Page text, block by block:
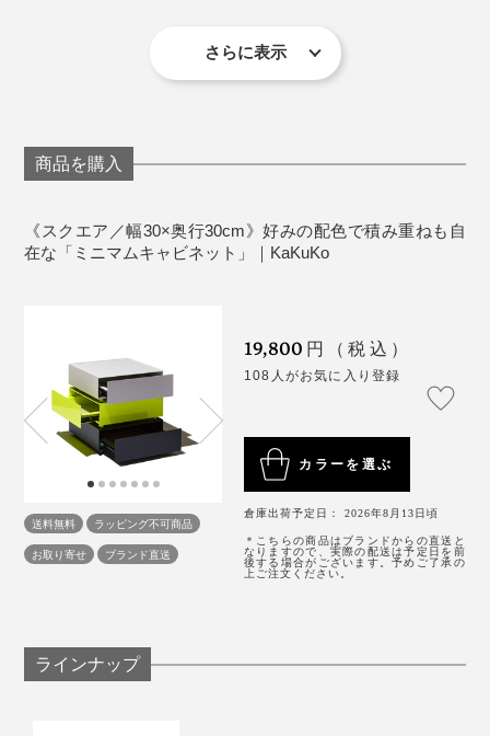
ノートパソコン派なら、デスク横にほしい分だけキャビ
ネットの積み上げも。A4サイズの書類は、本サイズの
コンパクトサイズだから、限られたテーブルのスペース
にも気軽に置けちゃいます。
コーヒーも抽出器具もお気に入りのカップも、まるご
と愛でたいのが、コーヒー好きあるある。
『KaKuKo』は天板のフチを3mm、コの字囲みで立ち上
そ難しく、約70年で培ったノウハウがなければ実現しな
かった美しさでもあります。
それを「工芸品」ではなく、すべて国内の自社工場で
「量産品」として狂いなく、丁寧に作り込む精度の高さ
も問い合わせをして数ヶ月。ようやく船便で手に入れた
パウダー状の色粉を溶かし、吹き付けながら塗布する粉体塗料仕上げ
く、置くだけでモダン空間に。インテリアの主役にもな
る存在感でMONOCOのイチ推しです。
あれ、『KaKuKo』があれば、手の届く場所に定位置が
しかも、天板にお香やリフレッシャーミスト、植物を飾
れば、気分のアガるゾーンまでつくれちゃう。
自分の中で、見てアガるもの、アガらないけど必要なも
のを、ひとつのキャビネットで居場所をつくれるなん
て。今までの、収納ケースを選ぶ時の思考にまったくな
さらに表示
商品を購入
《スクエア／幅30×奥行30cm》好みの配色で積み重ねも自
在な「ミニマムキャビネット」｜KaKuKo
送料無料
ラッピング不可商品
お取り寄せ
ブランド直送
19,800 円（税込）
108人がお気に入り登録
カラーを選ぶ
倉庫出荷予定日： 2026年8月13日頃
＊こちらの商品はブランドからの直送と
なりますので、実際の配送は予定日を前
後する場合がございます。予めご了承の
上ご注文ください。
ラインナップ